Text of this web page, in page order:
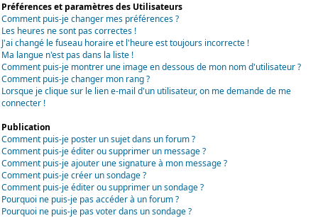
Préférences et paramètres des Utilisateurs
Comment puis-je changer mes préférences ?
Les heures ne sont pas correctes !
J'ai changé le fuseau horaire et l'heure est toujours incorrecte !
Ma langue n'est pas dans la liste !
Comment puis-je montrer une image en dessous de mon nom d'utilisateur ?
Comment puis-je changer mon rang ?
Lorsque je clique sur le lien e-mail d'un utilisateur, on me demande de me
connecter !
Publication
Comment puis-je poster un sujet dans un forum ?
Comment puis-je éditer ou supprimer un message ?
Comment puis-je ajouter une signature à mon message ?
Comment puis-je créer un sondage ?
Comment puis-je éditer ou supprimer un sondage ?
Pourquoi ne puis-je pas accéder à un forum ?
Pourquoi ne puis-je pas voter dans un sondage ?